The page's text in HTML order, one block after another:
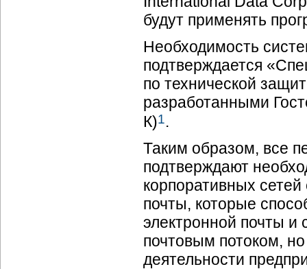
будут применять
Необходимость
подтверждается
по технической
разработанными
К)1.
Таким образом, все
подтверждают
корпоративных
почты, которые
электронной почты
почтовым потоком,
деятельности